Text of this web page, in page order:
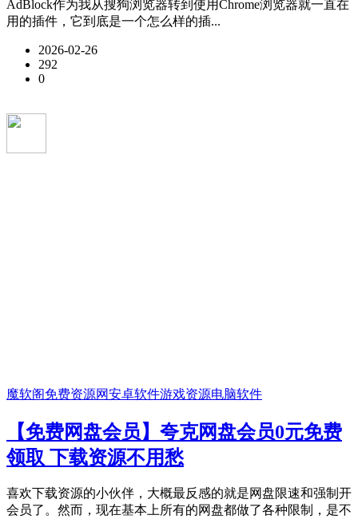
AdBlock作为我从搜狗浏览器转到使用Chrome浏览器就一直在
用的插件，它到底是一个怎么样的插...
2026-02-26
292
0
魔软阁免费资源网安卓软件游戏资源电脑软件
【免费网盘会员】夸克网盘会员0元免费
领取 下载资源不用愁
喜欢下载资源的小伙伴，大概最反感的就是网盘限速和强制开
会员了。然而，现在基本上所有的网盘都做了各种限制，是不